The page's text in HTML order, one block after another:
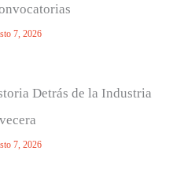
7, 2026
Detrás de la Industria
7, 2026